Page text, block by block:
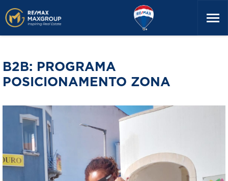
B2B: PROGRAMA
POSICIONAMENTO ZONA